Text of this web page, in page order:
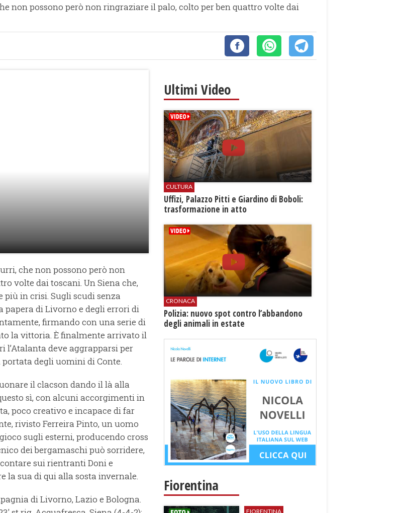
non possono però non ringraziare il palo, colto per ben quattro volte dai
che non possono però non
volte dai toscani. Un Siena che,
più in crisi. Sugli scudi senza
papera di Livorno e degli errori di
firmando con una serie di
la vittoria. È finalmente arrivato il
l’Atalanta deve aggrapparsi per
degli uomini di Conte.
il clacson dando il là alla
sì, con alcuni accorgimenti in
poco creativo e incapace di far
rivisto Ferreira Pinto, un uomo
sugli esterni, producendo cross
dei bergamaschi può sorridere,
sui rientranti Doni e
la sua di qui alla sosta invernale.
di Livorno, Lazio e Bologna.
Ultimi Video
CULTURA
Uffizi, Palazzo Pitti e Giardino di Boboli:
trasformazione in atto
CRONACA
Polizia: nuovo spot contro l’abbandono
degli animali in estate
Fiorentina
FIORENTINA